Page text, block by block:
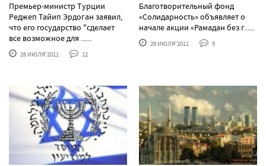
Премьер-министр Турции
Реджеп Тайип Эрдоган заявил,
что его государство "сделает
все возможное для ......
26 ИЮЛЯ'2011 12
Благотворительный фонд
«Солидарность» объявляет о
начале акции «Рамадан без г......
26 ИЮЛЯ'2011 9